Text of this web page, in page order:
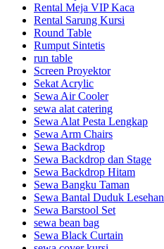
Rental Meja VIP Kaca
Rental Sarung Kursi
Round Table
Rumput Sintetis
run table
Screen Proyektor
Sekat Acrylic
Sewa Air Cooler
sewa alat catering
Sewa Alat Pesta Lengkap
Sewa Arm Chairs
Sewa Backdrop
Sewa Backdrop dan Stage
Sewa Backdrop Hitam
Sewa Bangku Taman
Sewa Bantal Duduk Lesehan
Sewa Barstool Set
sewa bean bag
Sewa Black Curtain